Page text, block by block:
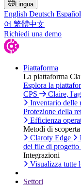
Lingua
English Deutsch Español
어 繁體中文
Richiedi una demo
Piattaforma
La piattaforma
Esplora la
CPS
Claire,
Inventario delle
Protezione della
Efficienza
Metodi di scoperta
Claroty Edge
dei file di progetto
Integrazioni
Visualizza tutte
Settori